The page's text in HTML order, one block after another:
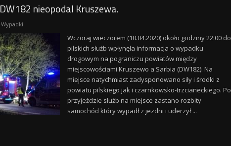
nieopodal Kruszewa.
Wypadki
Wczoraj wieczorem (10.04.2020) około godziny 22:00 do
pilskich służb wpłynęła informacja o wypadku
drogowym na pograniczu powiatów między
miejscowościami Kruszewo a Sarbia (DW182). Na
miejsce natychmiast zadysponowano siły i środki z
powiatu pilskiego jak i czarnkowsko-trzcianeckiego. Po
przyjeździe służb na miejsce zastano rozbity
samochód który wypadł z jezdni i uderzył ...